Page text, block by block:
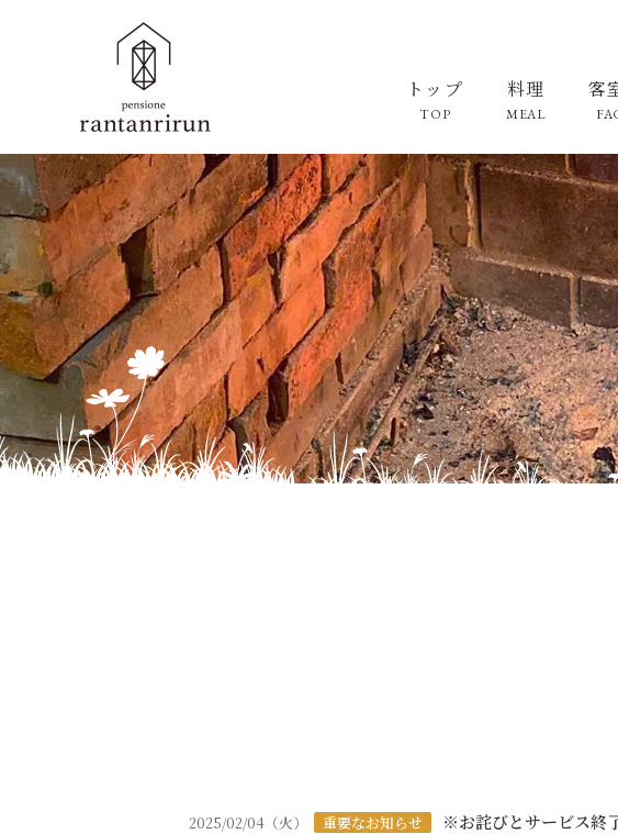
トップ
TOP
料理
MEAL
客
2025/02/04（火） 重要なお知らせ ※お詫びとサービス終